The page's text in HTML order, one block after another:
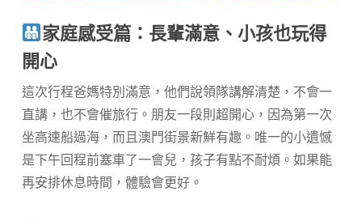
家庭感受篇：長輩滿意、小孩也玩得
開心
這次行程爸媽特別滿意，他們說領隊講解清楚，不會一
直講，也不會催旅行。朋友一段則超開心，因為第一次
坐高速船過海，而且澳門街景新鮮有趣。唯一的小遺憾
是下午回程前塞車了一會兒，孩子有點不耐煩。如果能
再安排休息時間，體驗會更好。